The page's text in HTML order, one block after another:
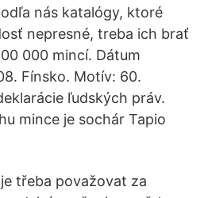
nás katalógy, ktoré
nepresné, treba ich brať
000 mincí. Dátum
Fínsko. Motív: 60.
ľudských práv.
mince je sochár Tapio
třeba považovat za